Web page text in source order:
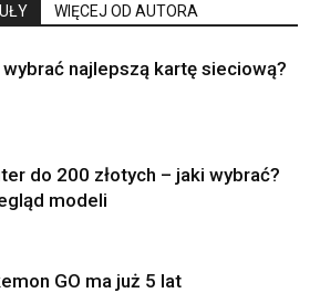
WIĘCEJ OD AUTORA
najlepszą kartę sieciową?
do 200 złotych – jaki wybrać?
modeli
GO ma już 5 lat